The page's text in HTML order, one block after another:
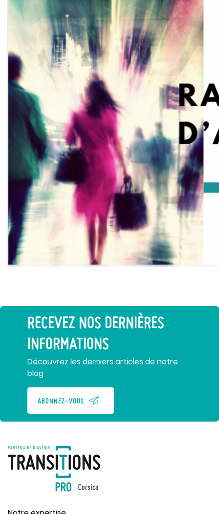
RECEVEZ NOS DERNIÈRES
INFORMATIONS
Découvrez les derniers articles de notre
blog
ABONNEZ-VOUS